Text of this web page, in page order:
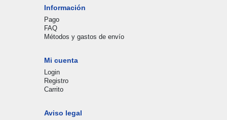
Información
Pago
FAQ
Métodos y gastos de envío
Mi cuenta
Login
Registro
Carrito
Aviso legal